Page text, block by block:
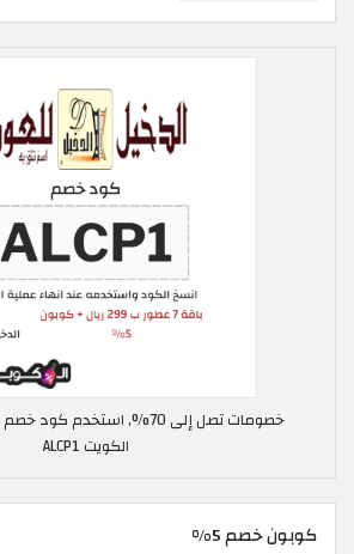
خصومات تصل إلى 70%, استخدم
الكويت ALCP1
كوبون خصم 5%